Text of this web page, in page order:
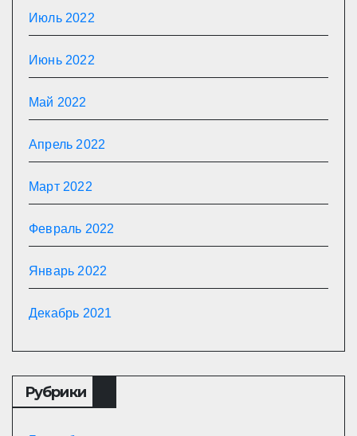
Июль 2022
Июнь 2022
Май 2022
Апрель 2022
Март 2022
Февраль 2022
Январь 2022
Декабрь 2021
Рубрики